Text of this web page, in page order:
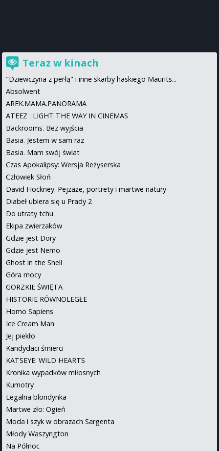
Teraz w kinach
"Dziewczyna z perłą" i inne skarby haskiego Maurits...
Absolwent
AREK.MAMA.PANORAMA
ATEEZ : LIGHT THE WAY IN CINEMAS
Backrooms. Bez wyjścia
Basia. Jestem w sam raz
Basia. Mam swój świat
Czas Apokalipsy: Wersja Reżyserska
Człowiek Słoń
David Hockney. Pejzaże, portrety i martwe natury
Diabeł ubiera się u Prady 2
Do utraty tchu
Ekipa zwierzaków
Gdzie jest Dory
Gdzie jest Nemo
Ghost in the Shell
Góra mocy
GORZKIE ŚWIĘTA
HISTORIE RÓWNOLEGŁE
Homo Sapiens
Ice Cream Man
Jej piekło
Kandydaci śmierci
KATSEYE: WILD HEARTS
Kronika wypadków miłosnych
Kumotry
Legalna blondynka
Martwe zło: Ogień
Moda i szyk w obrazach Sargenta
Młody Waszyngton
Na Północ